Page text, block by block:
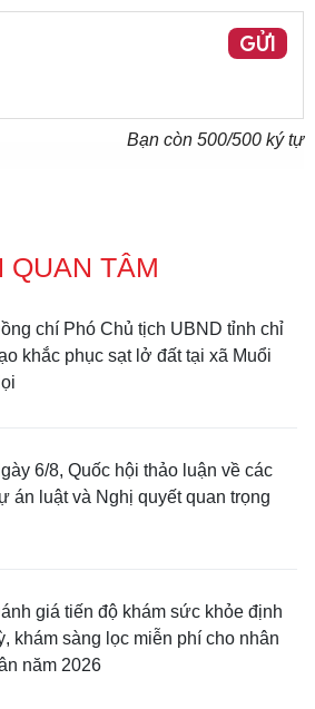
GỬI
Bạn còn 500/500 ký tự
QUAN TÂM
chí Phó Chủ tịch UBND tỉnh chỉ
khắc phục sạt lở đất tại xã Muổi
6/8, Quốc hội thảo luận về các
án luật và Nghị quyết quan trọng
giá tiến độ khám sức khỏe định
khám sàng lọc miễn phí cho nhân
năm 2026